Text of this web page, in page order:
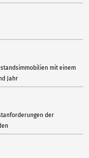
mit einem
Jahr
der